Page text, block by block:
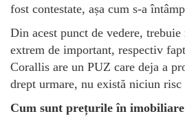
fost contestate, așa cum s-a
Din acest punct de vedere,
extrem de important, respectiv
Corallis are un PUZ care deja a
drept urmare, nu există niciun risc
Cum sunt prețurile în imobiliare